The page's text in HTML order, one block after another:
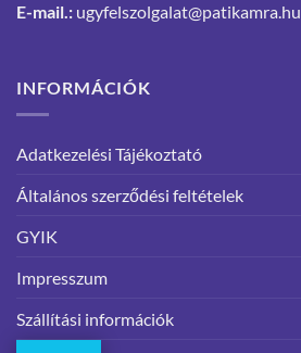
E-mail.: ugyfelszolgalat@patikamra.hu
INFORMÁCIÓK
Adatkezelési Tájékoztató
Általános szerződési feltételek
GYIK
Impresszum
Szállítási információk